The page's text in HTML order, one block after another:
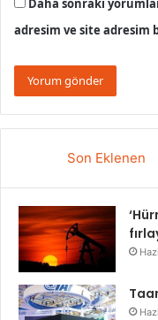
Daha sonraki
adresim ve site adresim
Son Eklenen